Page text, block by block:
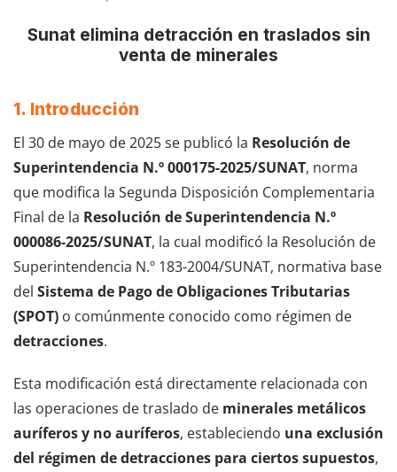
Sunat elimina detracción en traslados sin
venta de minerales
1. Introducción
El 30 de mayo de 2025 se publicó la Resolución de
Superintendencia N.º 000175-2025/SUNAT, norma
que modifica la Segunda Disposición Complementaria
Final de la Resolución de Superintendencia N.º
000086-2025/SUNAT, la cual modificó la Resolución de
Superintendencia N.º 183-2004/SUNAT, normativa base
del Sistema de Pago de Obligaciones Tributarias
(SPOT) o comúnmente conocido como régimen de
detracciones.
Esta modificación está directamente relacionada con
las operaciones de traslado de minerales metálicos
auríferos y no auríferos, estableciendo una exclusión
del régimen de detracciones para ciertos supuestos,